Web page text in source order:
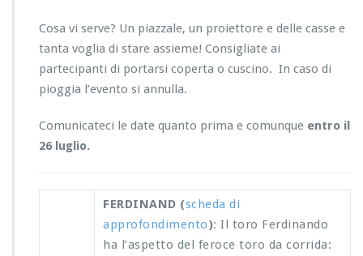
Cosa vi serve? Un piazzale, un proiettore e delle casse e
tanta voglia di stare assieme! Consigliate ai
partecipanti di portarsi coperta o cuscino. In caso di
pioggia l’evento si annulla.
Comunicateci le date quanto prima e comunque entro il
26 luglio.
FERDINAND (scheda di
approfondimento): Il toro Ferdinando
ha l’aspetto del feroce toro da corrida: